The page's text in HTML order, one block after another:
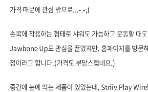
가격 때문에 관심 밖으로...-.-;)
손목에 착용하는 형태로 샤워도 가능하고 운동할 때
Jawbone Up도 관심을 끌었지만, 홈페이지를 방문
정이라고 합니다.(가격도 부담스럽네요.)
중간에 눈에 띄는 제품이 있었는데, Striiv Play